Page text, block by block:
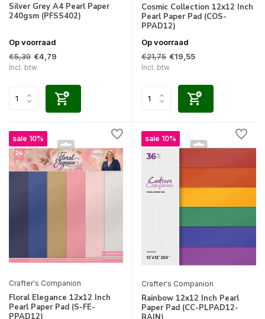
Silver Grey A4 Pearl Paper
240gsm (PFSS402)
Op voorraad
€5,39 €4,79
Incl. btw
Cosmic Collection 12x12 Inch
Pearl Paper Pad (COS-
PPAD12)
Op voorraad
€21,75 €19,55
Incl. btw
sale 10%
Crafter's Companion
Floral Elegance 12x12 Inch
Pearl Paper Pad (S-FE-
PPAD12)
sale 10%
Crafter's Companion
Rainbow 12x12 Inch Pearl
Paper Pad (CC-PLPAD12-